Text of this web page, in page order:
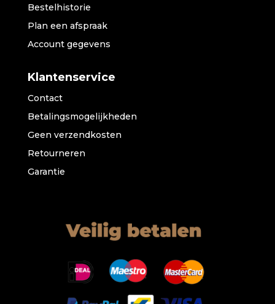
Bestelhistorie
Plan een afspraak
Account gegevens
Klantenservice
Contact
Betalingsmogelijkheden
Geen verzendkosten
Retourneren
Garantie